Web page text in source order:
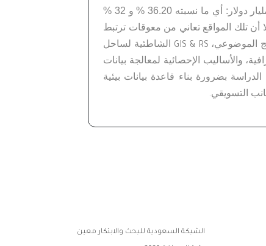
عام 2014 م وبعائدات مالية بلغت 16 مليار دولار: أي ما نسبته 36.20 % و 32 %
تلك المواقع تعاني من معوقات ترتبط
الموضوعي، GIS & RS
الشاطئية لساحل
والأساليب الإحصائية لمعالجة بيانات
بضرورة بناء قاعدة بيانات بيئية
التسويقي.
الشبكة السعودية للبحث والابتكار معين